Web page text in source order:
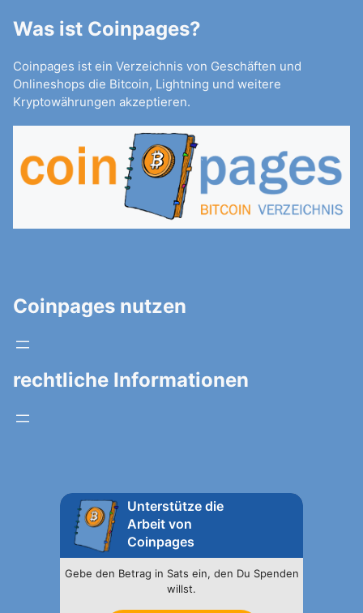
Was ist Coinpages?
Coinpages ist ein Verzeichnis von Geschäften und
Onlineshops die Bitcoin, Lightning und weitere
Kryptowährungen akzeptieren.
Coinpages nutzen
rechtliche Informationen
Unterstütze die
Arbeit von
Coinpages
Gebe den Betrag in Sats ein, den Du Spenden
willst.